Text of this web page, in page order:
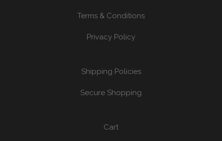
Terms & Conditions
Privacy Policy
Shipping Policies
Secure Shopping
Cart